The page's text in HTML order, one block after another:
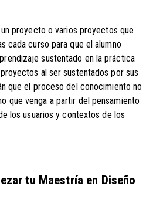
proyecto o varios proyectos que
cada curso para que el alumno
sustentado en la práctica
al ser sustentados por sus
que el proceso del conocimiento no
que venga a partir del pensamiento
los usuarios y contextos de los
tu Maestría en Diseño